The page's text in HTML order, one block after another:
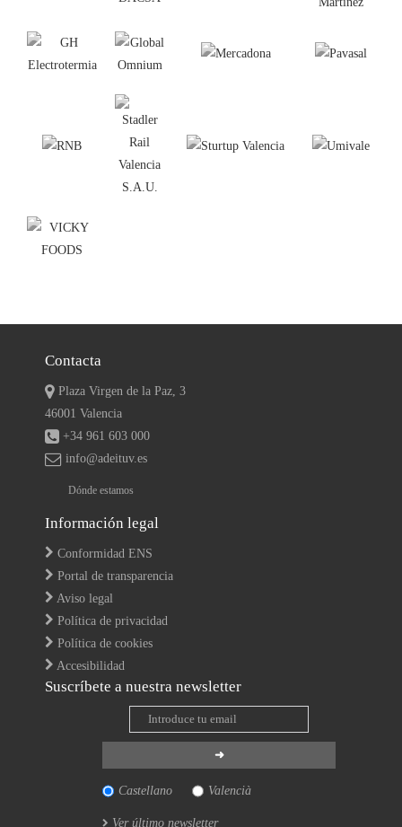
Contacta
Plaza Virgen de la Paz, 3
46001 Valencia
+34 961 603 000
info@adeituv.es
Dónde estamos
Información legal
Conformidad ENS
Portal de transparencia
Aviso legal
Política de privacidad
Política de cookies
Accesibilidad
Suscríbete a nuestra newsletter
Castellano Valencià
Ver último newsletter